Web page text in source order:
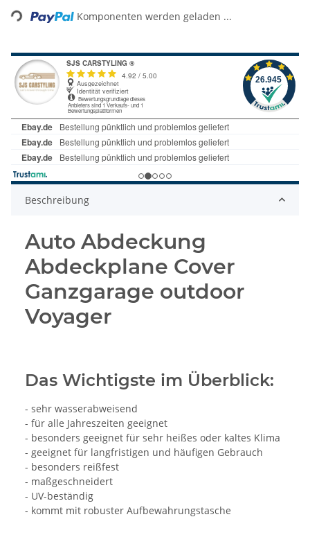
Loading... Komponenten werden geladen ...
Beschreibung
Auto Abdeckung
Abdeckplane Cover
Ganzgarage outdoor
Voyager
Das Wichtigste im Überblick:
- sehr wasserabweisend
- für alle Jahreszeiten geeignet
- besonders geeignet für sehr heißes oder kaltes Klima
- geeignet für langfristigen und häufigen Gebrauch
- besonders reißfest
- maßgeschneidert
- UV-beständig
- kommt mit robuster Aufbewahrungstasche